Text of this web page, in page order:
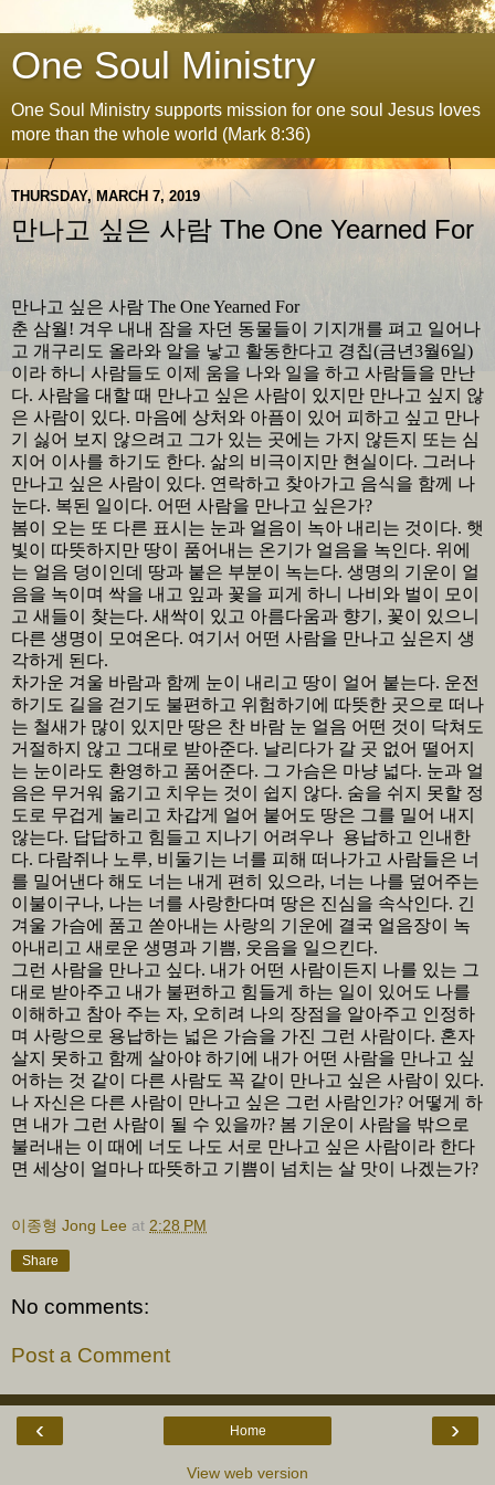
One Soul Ministry
One Soul Ministry supports mission for one soul Jesus loves
more than the whole world (Mark 8:36)
THURSDAY, MARCH 7, 2019
만나고 싶은 사람 The One Yearned For
만나고 싶은 사람 The One Yearned For
춘 삼월! 겨우 내내 잠을 자던 동물들이 기지개를 펴고 일어나
고 개구리도 올라와 알을 낳고 활동한다고 경칩(금년3월6일)
이라 하니 사람들도 이제 움을 나와 일을 하고 사람들을 만난
다. 사람을 대할 때 만나고 싶은 사람이 있지만 만나고 싶지 않
은 사람이 있다. 마음에 상처와 아픔이 있어 피하고 싶고 만나
기 싫어 보지 않으려고 그가 있는 곳에는 가지 않든지 또는 심
지어 이사를 하기도 한다. 삶의 비극이지만 현실이다. 그러나
만나고 싶은 사람이 있다. 연락하고 찾아가고 음식을 함께 나
눈다. 복된 일이다. 어떤 사람을 만나고 싶은가?
봄이 오는 또 다른 표시는 눈과 얼음이 녹아 내리는 것이다. 햇
빛이 따뜻하지만 땅이 품어내는 온기가 얼음을 녹인다. 위에
는 얼음 덩이인데 땅과 붙은 부분이 녹는다. 생명의 기운이 얼
음을 녹이며 싹을 내고 잎과 꽃을 피게 하니 나비와 벌이 모이
고 새들이 찾는다. 새싹이 있고 아름다움과 향기 , 꽃이 있으니
다른 생명이 모여온다. 여기서 어떤 사람을 만나고 싶은지 생
각하게 된다.
차가운 겨울 바람과 함께 눈이 내리고 땅이 얼어 붙는다. 운전
하기도 길을 걷기도 불편하고 위험하기에 따뜻한 곳으로 떠나
는 철새가 많이 있지만 땅은 찬 바람 눈 얼음 어떤 것이 닥쳐도
거절하지 않고 그대로 받아준다. 날리다가 갈 곳 없어 떨어지
는 눈이라도 환영하고 품어준다. 그 가슴은 마냥 넓다. 눈과 얼
음은 무거워 옮기고 치우는 것이 쉽지 않다. 숨을 쉬지 못할 정
도로 무겁게 눌리고 차갑게 얼어 붙어도 땅은 그를 밀어 내지
않는다. 답답하고 힘들고 지나기 어려우나 용납하고 인내한
다. 다람쥐나 노루, 비둘기는 너를 피해 떠나가고 사람들은 너
를 밀어낸다 해도 너는 내게 편히 있으라, 너는 나를 덮어주는
이불이구나, 나는 너를 사랑한다며 땅은 진심을 속삭인다. 긴
겨울 가슴에 품고 쏟아내는 사랑의 기운에 결국 얼음장이 녹
아내리고 새로운 생명과 기쁨, 웃음을 일으킨다.
그런 사람을 만나고 싶다. 내가 어떤 사람이든지 나를 있는 그
대로 받아주고 내가 불편하고 힘들게 하는 일이 있어도 나를
이해하고 참아 주는 자, 오히려 나의 장점을 알아주고 인정하
며 사랑으로 용납하는 넓은 가슴을 가진 그런 사람이다. 혼자
살지 못하고 함께 살아야 하기에 내가 어떤 사람을 만나고 싶
어하는 것 같이 다른 사람도 꼭 같이 만나고 싶은 사람이 있다.
나 자신은 다른 사람이 만나고 싶은 그런 사람인가? 어떻게 하
면 내가 그런 사람이 될 수 있을까? 봄 기운이 사람을 밖으로
불러내는 이 때에 너도 나도 서로 만나고 싶은 사람이라 한다
면 세상이 얼마나 따뜻하고 기쁨이 넘치는 살 맛이 나겠는가?
이종형 Jong Lee at 2:28 PM
Share
No comments:
Post a Comment
‹ ›
Home
View web version